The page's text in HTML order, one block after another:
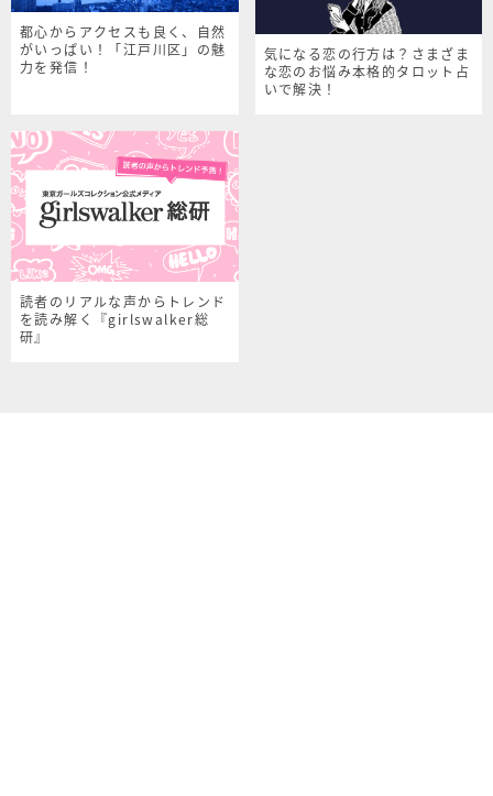
都心からアクセスも良く、自然
がいっぱい！「江戸川区」の魅
力を発信！
気になる恋の行方は？さまざま
な恋のお悩み本格的タロット占
いで解決！
読者のリアルな声からトレンド
を読み解く『girlswalker総
研』